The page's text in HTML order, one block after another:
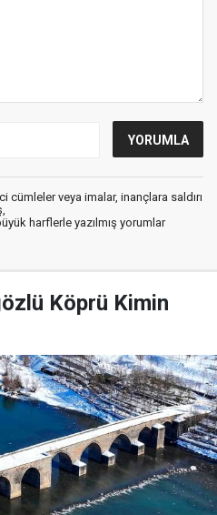
cümleler veya imalar, inançlara saldırı
harflerle yazılmış yorumlar
Köprü Kimin